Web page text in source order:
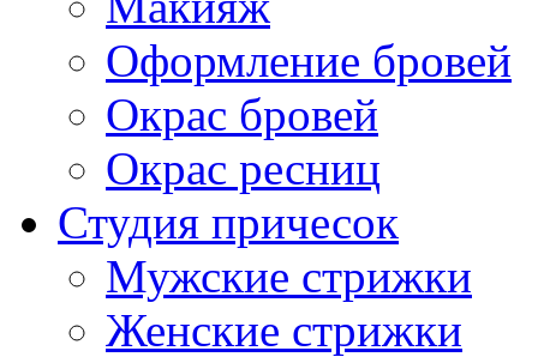
Оформление бровей
Окрас бровей
Окрас ресниц
Студия причесок
Мужские стрижки
Женские стрижки